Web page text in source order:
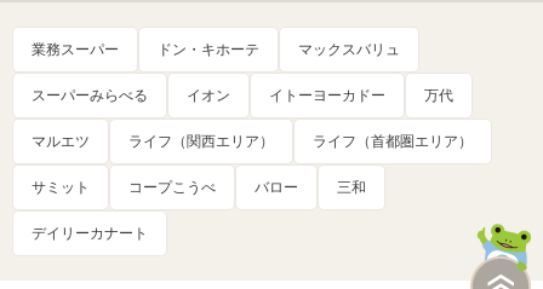
業務スーパー ドン・キホーテ マックスバリュ
スーパーみらべる イオン イトーヨーカドー 万代
マルエツ ライフ（関西エリア） ライフ（首都圏エリア）
サミット コープこうべ バロー 三和
デイリーカナート